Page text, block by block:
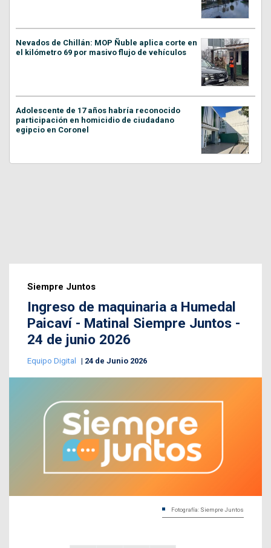
Nevados de Chillán: MOP Ñuble aplica corte en
el kilómetro 69 por masivo flujo de vehículos
Adolescente de 17 años habría reconocido
participación en homicidio de ciudadano
egipcio en Coronel
Siempre Juntos
Ingreso de maquinaria a Humedal
Paicaví - Matinal Siempre Juntos -
24 de junio 2026
Equipo Digital 24 de Junio 2026
Fotografía: Siempre Juntos